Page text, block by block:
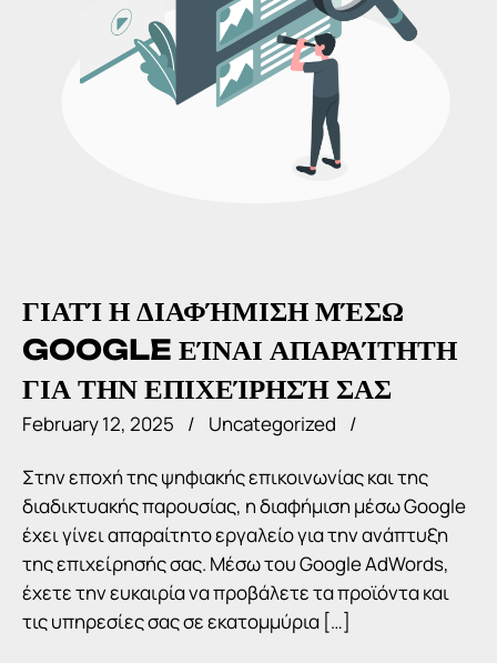
ΓΙΑΤΊ Η ΔΙΑΦΉΜΙΣΗ ΜΈΣΩ
GOOGLE ΕΊΝΑΙ ΑΠΑΡΑΊΤΗΤΗ
ΓΙΑ ΤΗΝ ΕΠΙΧΕΊΡΗΣΉ ΣΑΣ
February 12, 2025 Uncategorized
Στην εποχή της ψηφιακής επικοινωνίας και της
διαδικτυακής παρουσίας, η διαφήμιση μέσω Google
έχει γίνει απαραίτητο εργαλείο για την ανάπτυξη
της επιχείρησής σας. Μέσω του Google AdWords,
έχετε την ευκαιρία να προβάλετε τα προϊόντα και
τις υπηρεσίες σας σε εκατομμύρια […]